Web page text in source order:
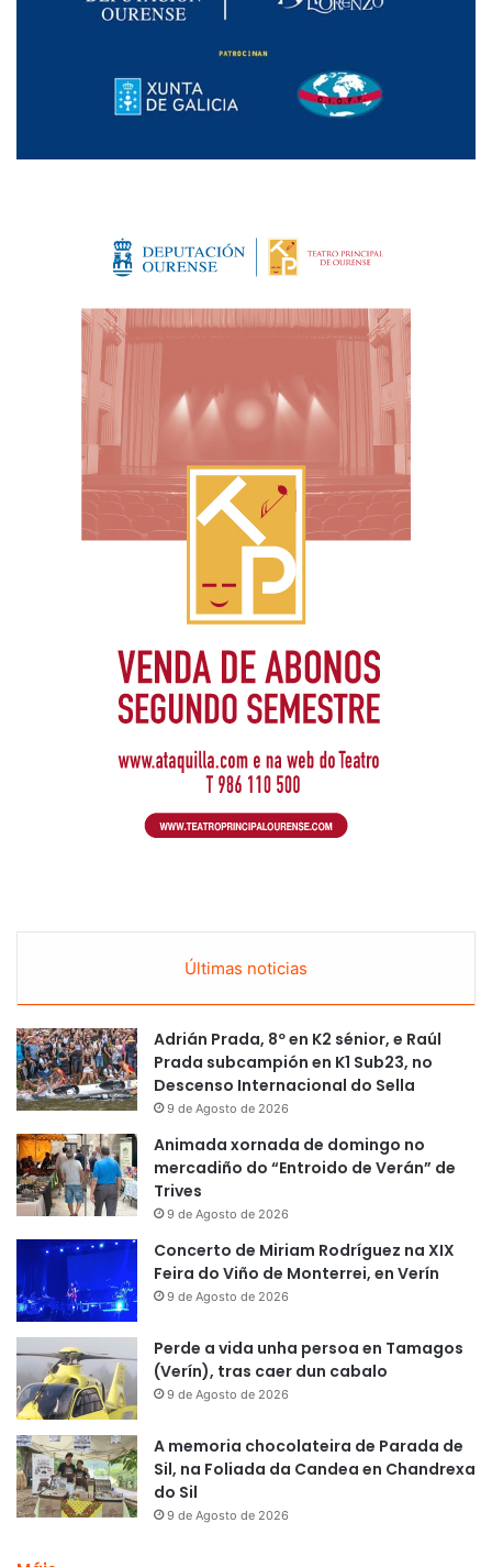
Últimas noticias
Adrián Prada, 8º en K2 sénior, e Raúl
Prada subcampión en K1 Sub23, no
Descenso Internacional do Sella
9 de Agosto de 2026
Animada xornada de domingo no
mercadiño do “Entroido de Verán” de
Trives
9 de Agosto de 2026
Concerto de Miriam Rodríguez na XIX
Feira do Viño de Monterrei, en Verín
9 de Agosto de 2026
Perde a vida unha persoa en Tamagos
(Verín), tras caer dun cabalo
9 de Agosto de 2026
A memoria chocolateira de Parada de
Sil, na Foliada da Candea en Chandrexa
do Sil
9 de Agosto de 2026